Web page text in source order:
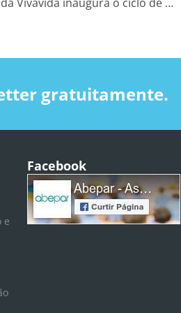
gratuitamente.
e
Facebook